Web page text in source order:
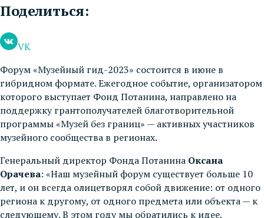
Поделиться:
VK
Форум «Музейный гид-2023» состоится в июне в
гибридном формате. Ежегодное событие, организатором
которого выступает Фонд Потанина, направлено на
поддержку грантополучателей благотворительной
программы «Музей без границ» — активных участников
музейного сообщества в регионах.
Генеральный директор Фонда Потанина Оксана
Орачева: «Наш музейный форум существует больше 10
лет, и он всегда олицетворял собой движение: от одного
региона к другому, от одного предмета или объекта — к
следующему. В этом году мы обратились к идее,